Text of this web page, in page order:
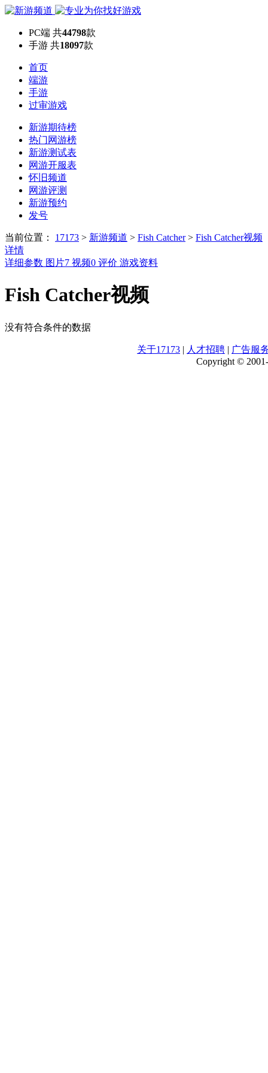
PC端 共44798款
手游 共18097款
首页
端游
手游
过审游戏
新游期待榜
热门网游榜
新游测试表
网游开服表
怀旧频道
网游评测
新游预约
发号
当前位置： 17173 > 新游频道 > Fish Catcher> Fish Catcher视频
详情
详细参数 图片7 视频0 评价 游戏资料
Fish Catcher视频
没有符合条件的数据
关于17173 | 人才招聘 | 广告服
Copyright ©